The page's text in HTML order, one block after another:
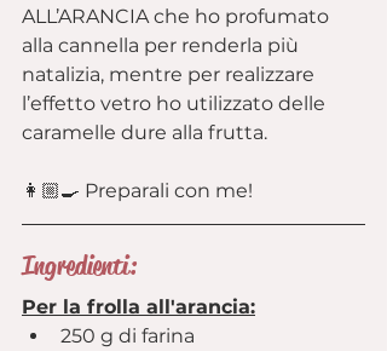
ALL’ARANCIA che ho profumato
alla cannella per renderla più
natalizia, mentre per realizzare
l’effetto vetro ho utilizzato delle
caramelle dure alla frutta.
👩🏼‍🍳 Preparali con me!
Ingredienti:
Per la frolla all'arancia:
250 g di farina